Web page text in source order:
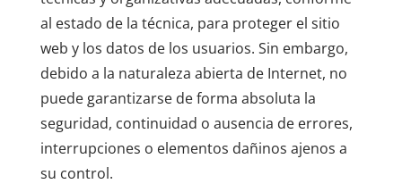
al estado de la técnica, para proteger el sitio
web y los datos de los usuarios. Sin embargo,
debido a la naturaleza abierta de Internet, no
puede garantizarse de forma absoluta la
seguridad, continuidad o ausencia de errores,
interrupciones o elementos dañinos ajenos a
su control.